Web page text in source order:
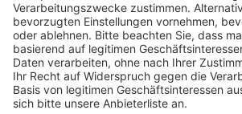
Veröffentlicht:Mittwoch, 21.06.2023 12:10
Anzeige